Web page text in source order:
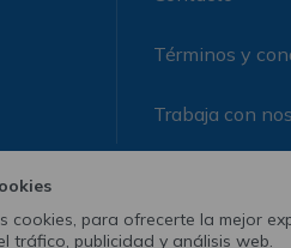
cookies, para ofrecerte la mejor
tráfico, publicidad y análisis web.
Términos y
Trabaja con